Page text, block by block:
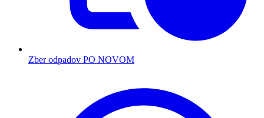
Zber odpadov PO NOVOM